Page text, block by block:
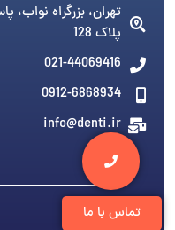
تماس با ما
تهران، بزرگراه نواب،
پلاک 128
021-44069416
0912-6868934
info@denti.ir